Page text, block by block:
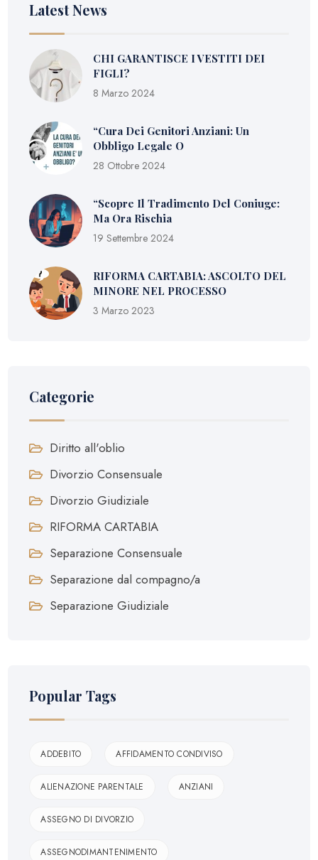
Latest News
CHI GARANTISCE I VESTITI DEI
FIGLI?
8 Marzo 2024
“Cura Dei Genitori Anziani: Un
Obbligo Legale O
28 Ottobre 2024
“Scopre Il Tradimento Del Coniuge:
Ma Ora Rischia
19 Settembre 2024
RIFORMA CARTABIA: ASCOLTO DEL
MINORE NEL PROCESSO
3 Marzo 2023
Categorie
Diritto all'oblio
Divorzio Consensuale
Divorzio Giudiziale
RIFORMA CARTABIA
Separazione Consensuale
Separazione dal compagno/a
Separazione Giudiziale
Popular Tags
ADDEBITO AFFIDAMENTO CONDIVISO
ALIENAZIONE PARENTALE ANZIANI
ASSEGNO DI DIVORZIO
ASSEGNODIMANTENIMENTO